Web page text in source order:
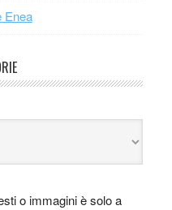
Enea
o immagini è solo a